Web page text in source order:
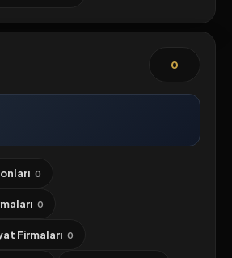
0
0
0
Firmaları 0